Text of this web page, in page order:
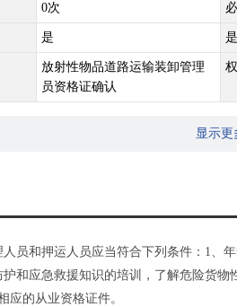
0次
是
放射性物品道路运输装卸管理
员资格证确认
显示更
员和押运人员应当符合下列条件：1、
和应急救援知识的培训，了解危险货
应的从业资格证件。